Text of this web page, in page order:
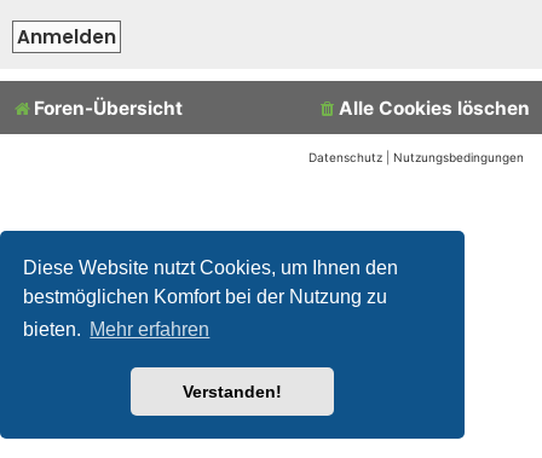
Diese Website nutzt Cookies, um Ihnen den
bestmöglichen Komfort bei der Nutzung zu
bieten. Mehr erfahren
Verstanden!
Foren-Übersicht Alle Cookies löschen
Datenschutz Nutzungsbedingungen